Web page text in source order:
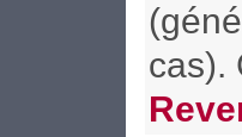
cas).